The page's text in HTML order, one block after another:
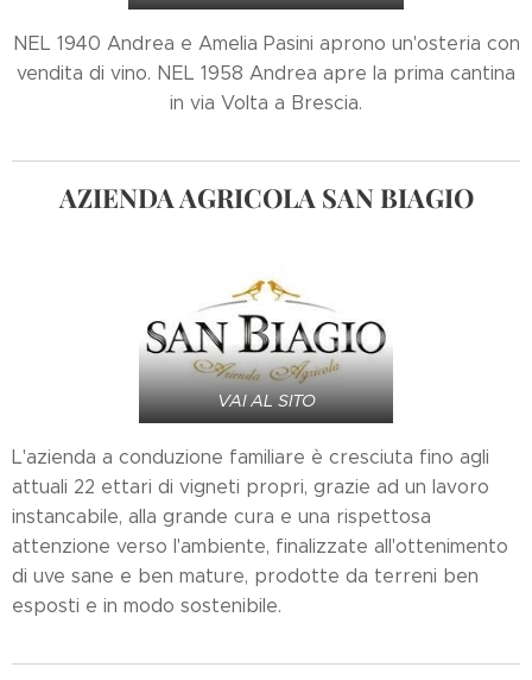
NEL 1940 Andrea e Amelia Pasini aprono un'osteria con
vendita di vino. NEL 1958 Andrea apre la prima cantina
in via Volta a Brescia.
AZIENDA AGRICOLA SAN BIAGIO
VAI AL SITO
L'azienda a conduzione familiare è cresciuta fino agli
attuali 22 ettari di vigneti propri, grazie ad un lavoro
instancabile, alla grande cura e una rispettosa
attenzione verso l'ambiente, finalizzate all'ottenimento
di uve sane e ben mature, prodotte da terreni ben
esposti e in modo sostenibile.